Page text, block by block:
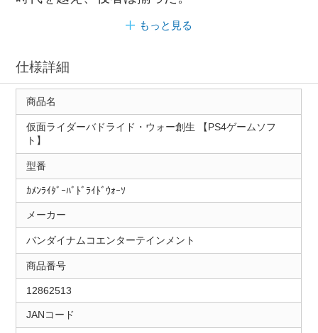
もっと見る
仕様詳細
商品名
仮面ライダーバドライド・ウォー創生 【PS4ゲームソフ
ト】
型番
ｶﾒﾝﾗｲﾀﾞｰﾊﾞﾄﾞﾗｲﾄﾞｳｫｰｿ
メーカー
バンダイナムコエンターテインメント
商品番号
12862513
JANコード